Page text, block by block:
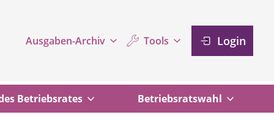
Ausgaben-Archiv Tools Login
Betriebsrates Betriebsratswahl